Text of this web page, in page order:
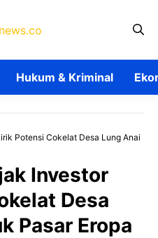
Hukum & Kriminal
Potensi Cokelat Desa Lung Anai
Investor
Desa
Pasar Eropa